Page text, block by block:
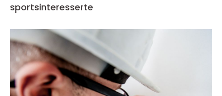
sportsinteresserte